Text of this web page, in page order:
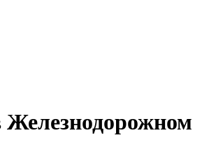
Железнодорожном